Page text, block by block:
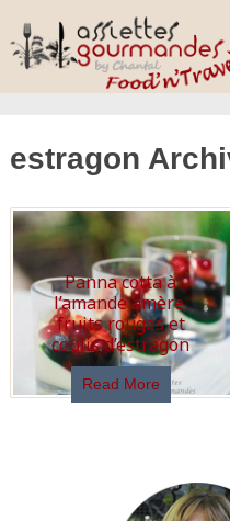
estragon
Panna cotta à
l’amande amère,
fruits rouges et
coulis d’estragon
Read More